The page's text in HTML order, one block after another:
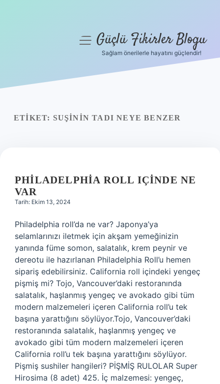
Yasal Uyarı
menüyüGüçlü Fikirler Blogu
Sağlam önerilerle hayatını güçlendir!
ETIKET: SUŞININ TADI NEYE BENZER
PHILADELPHIA ROLL IÇINDE NE
VAR
Tarih: Ekim 13, 2024
Philadelphia roll’da ne var? Japonya’ya
selamlarınızı iletmek için akşam yemeğinizin
yanında füme somon, salatalık, krem ​​peynir ve
dereotu ile hazırlanan Philadelphia Roll’u hemen
sipariş edebilirsiniz. California roll içindeki yengeç
pişmiş mi? Tojo, Vancouver’daki restoranında
salatalık, haşlanmış yengeç ve avokado gibi tüm
modern malzemeleri içeren California roll’u tek
başına yarattığını söylüyor.Tojo, Vancouver’daki
restoranında salatalık, haşlanmış yengeç ve
avokado gibi tüm modern malzemeleri içeren
California roll’u tek başına yarattığını söylüyor.
Pişmiş sushiler hangileri? PİŞMİŞ RULOLAR Super
Hirosima (8 adet) 425. İç malzemesi: yengeç,